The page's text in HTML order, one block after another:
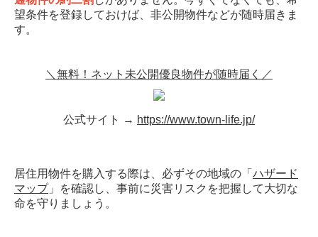
望条件を登録しておけば、非公開物件などが随時届きま
す。
＼無料！ネット未公開優良物件が随時届く／
公式サイト → https://www.town-life.jp/
居住用物件を購入する際は、必ずその地域の「 ハザード
マップ」を確認し、事前に災害リスクを把握して大切な
命を守りましょう。